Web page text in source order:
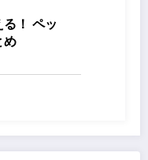
！ ペッ
め